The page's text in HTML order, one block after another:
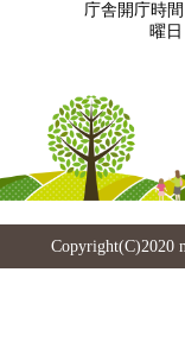
庁舎開庁時間
曜日
Copyright(C)2020